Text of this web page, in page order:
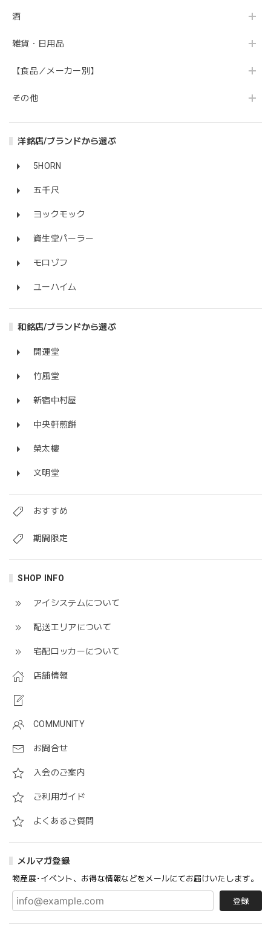
酒
雑貨・日用品
【食品／メーカー別】
その他
洋銘店/ブランドから選ぶ
5HORN
五千尺
ヨックモック
資生堂パーラー
モロゾフ
ユーハイム
和銘店/ブランドから選ぶ
開運堂
竹風堂
新宿中村屋
中央軒煎餅
榮太樓
文明堂
おすすめ
期間限定
SHOP INFO
アイシステムについて
配送エリアについて
宅配ロッカーについて
店舗情報
COMMUNITY
お問合せ
入会のご案内
ご利用ガイド
よくあるご質問
メルマガ登録
物産展･イベント、お得な情報などをメールにてお届けいたします。
登録